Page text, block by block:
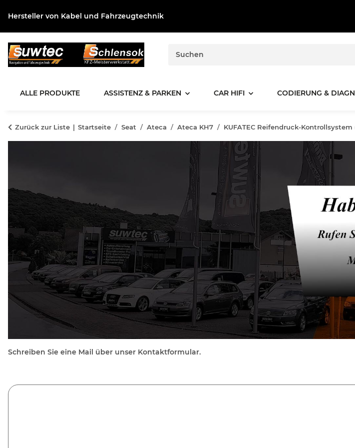
Hersteller von Kabel und Fahrzeugtechnik
ALLE PRODUKTE ASSISTENZ & PARKEN CAR HIFI CODIERUNG &
Zurück zur Liste Startseite Seat Ateca Ateca KH7 KUFATEC Reifendruck-
Schreiben Sie eine Mail über unser Kontaktformular.